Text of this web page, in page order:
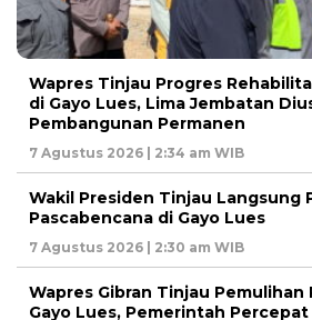
Wapres Tinjau Progres
di Gayo Lues, Lima Jembatan
Pembangunan Permanen
7 Agustus 2026 | 2:34 am WIB
Wakil Presiden Tinjau Langsung
Pascabencana di Gayo Lues
7 Agustus 2026 | 2:30 am WIB
Wapres Gibran Tinjau Pemulihan
Gayo Lues, Pemerintah